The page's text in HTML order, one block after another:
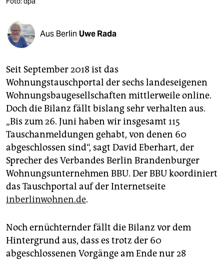
veranstaltungen
shop
unterstützen
abo
genossenschaft
epaper login
Aus Berlin Uwe Rada
Seit September 2018 ist das
Wohnungstauschportal der sechs landeseigenen
Wohnungsbaugesellschaften mittlerweile online.
Doch die Bilanz fällt bislang sehr verhalten aus.
„Bis zum 26. Juni haben wir insgesamt 115
Tauschanmeldungen gehabt, von denen 60
abgeschlossen sind“, sagt David Eberhart, der
Sprecher des Verbandes Berlin Brandenburger
Wohnungsunternehmen BBU. Der BBU koordiniert
das Tauschportal auf der Internetseite
inberlinwohnen.de.
Noch ernüchternder fällt die Bilanz vor dem
Hintergrund aus, dass es trotz der 60
abgeschlossenen Vorgänge am Ende nur 28